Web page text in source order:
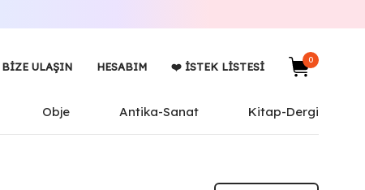
BIZE ULAŞIN HESABIM ❤️ İSTEK LISTESI
0
Obje Antika-Sanat Kitap-Dergi